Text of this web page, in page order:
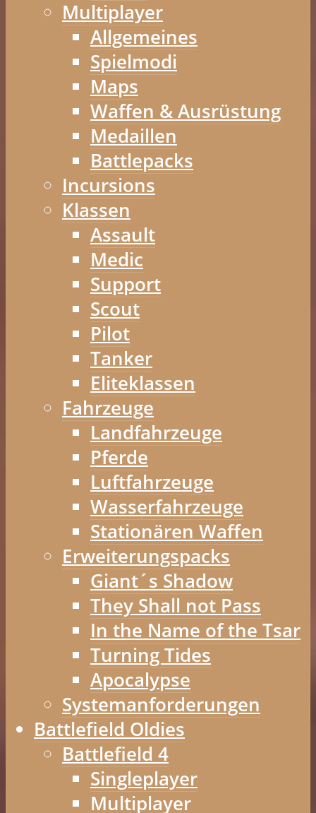
Multiplayer
Allgemeines
Spielmodi
Maps
Waffen & Ausrüstung
Medaillen
Battlepacks
Incursions
Klassen
Assault
Medic
Support
Scout
Pilot
Tanker
Eliteklassen
Fahrzeuge
Landfahrzeuge
Pferde
Luftfahrzeuge
Wasserfahrzeuge
Stationären Waffen
Erweiterungspacks
Giant´s Shadow
They Shall not Pass
In the Name of the Tsar
Turning Tides
Apocalypse
Systemanforderungen
Battlefield Oldies
Battlefield 4
Singleplayer
Multiplayer